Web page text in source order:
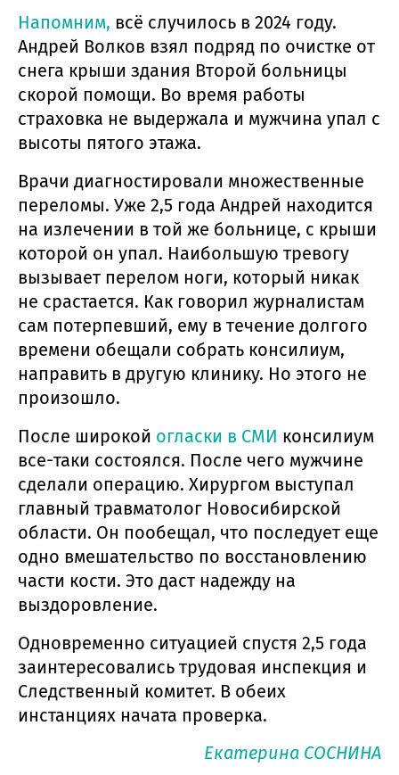
Напомним, всё случилось в 2024 году.
Андрей Волков взял подряд по очистке от
снега крыши здания Второй больницы
скорой помощи. Во время работы
страховка не выдержала и мужчина упал с
высоты пятого этажа.
Врачи диагностировали множественные
переломы. Уже 2,5 года Андрей находится
на излечении в той же больнице, с крыши
которой он упал. Наибольшую тревогу
вызывает перелом ноги, который никак
не срастается. Как говорил журналистам
сам потерпевший, ему в течение долгого
времени обещали собрать консилиум,
направить в другую клинику. Но этого не
произошло.
После широкой огласки в СМИ консилиум
все-таки состоялся. После чего мужчине
сделали операцию. Хирургом выступал
главный травматолог Новосибирской
области. Он пообещал, что последует еще
одно вмешательство по восстановлению
части кости. Это даст надежду на
выздоровление.
Одновременно ситуацией спустя 2,5 года
заинтересовались трудовая инспекция и
Следственный комитет. В обеих
инстанциях начата проверка.
Екатерина СОСНИНА